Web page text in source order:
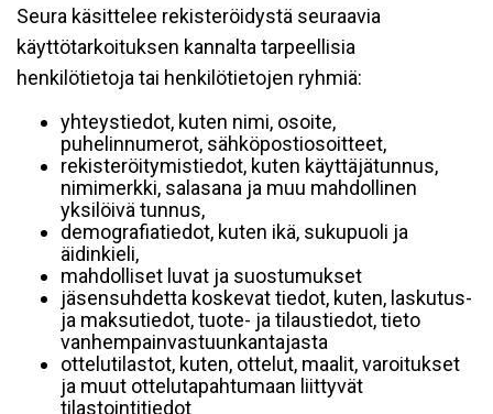
Seura käsittelee rekisteröidystä seuraavia
käyttötarkoituksen kannalta tarpeellisia
henkilötietoja tai henkilötietojen ryhmiä:
yhteystiedot, kuten nimi, osoite,
puhelinnumerot, sähköpostiosoitteet,
rekisteröitymistiedot, kuten käyttäjätunnus,
nimimerkki, salasana ja muu mahdollinen
yksilöivä tunnus,
demografiatiedot, kuten ikä, sukupuoli ja
äidinkieli,
mahdolliset luvat ja suostumukset
jäsensuhdetta koskevat tiedot, kuten, laskutus-
ja maksutiedot, tuote- ja tilaustiedot, tieto
vanhempainvastuunkantajasta
ottelutilastot, kuten, ottelut, maalit, varoitukset
ja muut ottelutapahtumaan liittyvät
tilastointitiedot